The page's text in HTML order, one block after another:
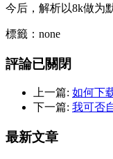
今后，解析以8k做为
標籤：none
評論已關閉
上一篇: 如何下
下一篇: 我可否
最新文章